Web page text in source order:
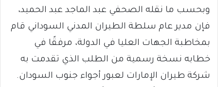
وبحسب ما نقله الصحفي عبد الماجد عبد الحميد،
فإن مدير عام سلطة الطيران المدني السوداني قام
بمخاطبة الجهات العليا في الدولة، مرفقًا في
خطابه نسخة رسمية من الطلب الذي تقدمت به
شركة طيران الإمارات لعبور أجواء جنوب السودان.